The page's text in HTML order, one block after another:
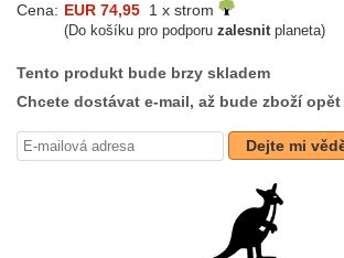
Cena: EUR 74,95 1 x strom
(Do košíku pro podporu zalesnitplaneta)
Tento produkt bude brzy skladem
Chcete dostávat e-mail, až bude zboží
Dejte mi